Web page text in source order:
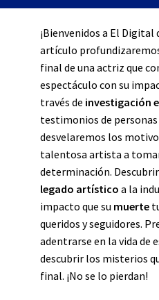
¡Bienvenidos a El Digital
artículo
final de una actriz que
espectáculo con su
través de investigación
testimonios de personas
desvelaremos los
talentosa artista a
determinación.
legado artístico a la
impacto que su muerte
queridos y seguidores.
adentrarse en la vida de
descubrir los misterios
final. ¡No se lo pierdan!